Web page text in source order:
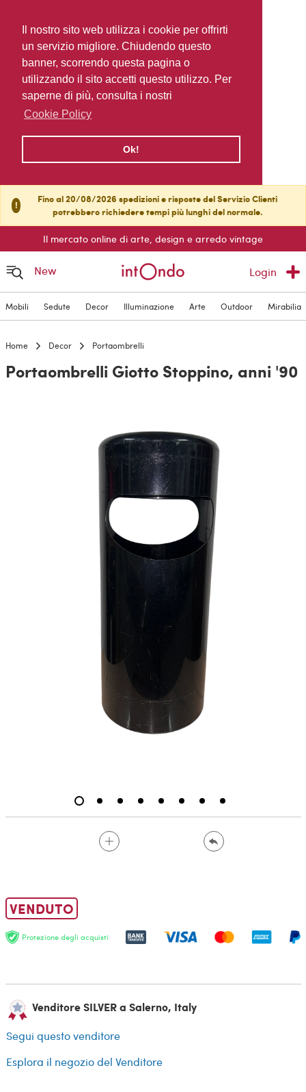
Il nostro sito web utilizza i cookie per offrirti
un servizio migliore. Chiudendo questo
banner, scorrendo questa pagina o
utilizzando il sito accetti questo utilizzo. Per
saperne di più, consulta i nostri
Cookie Policy
Ok!
!
Fino al 20/08/2026 spedizioni e risposte del Servizio Clienti
potrebbero richiedere tempi più lunghi del normale.
Il mercato online di arte, design e arredo vintage
New Login
Mobili Sedute Decor Illuminazione Arte Outdoor Mirabilia
Home Decor Portaombrelli
Portaombrelli Giotto Stoppino, anni '90
VENDUTO
Protezione degli acquisti
Venditore SILVER a Salerno, Italy
Segui questo venditore
Esplora il negozio del Venditore